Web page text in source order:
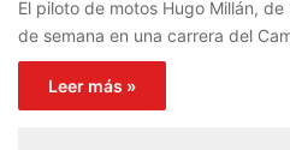
El piloto de motos Hugo Millán,
de semana en una carrera del
Leer más »